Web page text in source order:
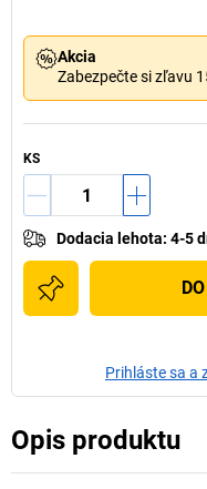
Akcia
Zabezpečte si zľavu
KS
Dodacia lehota: 4-5
Prihláste sa a
Opis produktu